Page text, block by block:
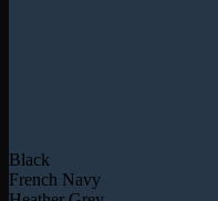
Black
French Navy